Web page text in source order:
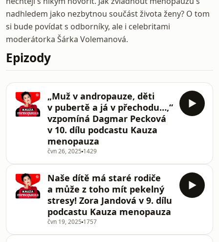
nadhledem jako nezbytnou součást života ženy? O tom
si bude povídat s odborníky, ale i celebritami
moderátorka Šárka Volemanová.
Epizody
„Muž v andropauze, děti
v pubertě a já v přechodu…,“
vzpomíná Dagmar Pecková
v 10. dílu podcastu Kauza
menopauza
čvn 26, 2025 1429
Naše dítě má staré rodiče
a může z toho mít pekelný
stresy! Zora Jandová v 9. dílu
podcastu Kauza menopauza
čvn 19, 2025 1757